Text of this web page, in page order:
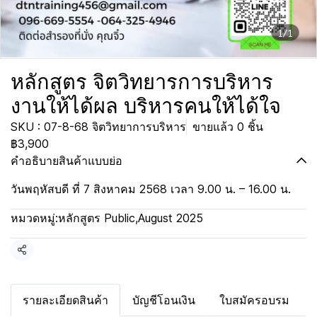
1/1
หลักสูตร จิตวิทยารการบริหาร
งานให้ได้ผล บริหารคนให้ได้ใจ
SKU : 07-8-68 จิตวิทยาการบริหาร ขายแล้ว 0 ชิ้น
฿3,900
คำอธิบายสินค้าแบบย่อ
วันพฤหัสบดี ที่ 7 สิงหาคม 2568 เวลา 9.00 น. – 16.00 น.
หมวดหมู่:หลักสูตร Public,August 2025
แชร์
รายละเอียดสินค้า บัญชีโอนเงิน ใบสมัครอบรม